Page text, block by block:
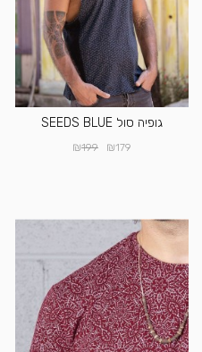
גופיה סול SEEDS BLUE
₪179
₪199